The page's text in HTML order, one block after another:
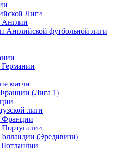
Лиги
Англии
Английской футбольной лиги
матчи
(Лига 1)
лиги
Франции
(Эредивизи)